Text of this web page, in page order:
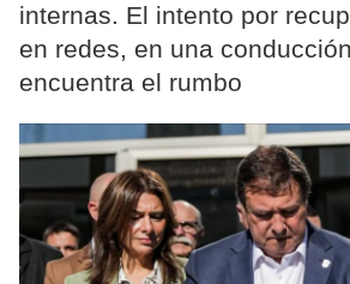
internas. El intento por
en redes, en una
encuentra el rumbo